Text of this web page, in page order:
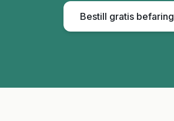
Bestill gratis befaring